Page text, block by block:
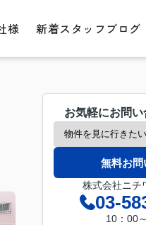
様 新着スタッフブログ
お気軽にお問
無料お問
株式会社ニチ
03-
10：00